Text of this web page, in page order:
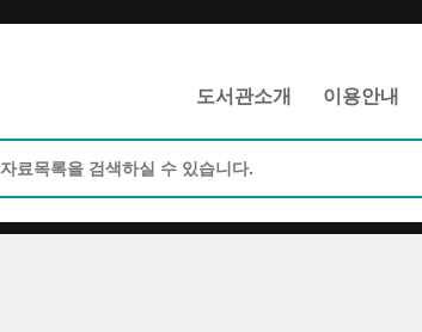
도서관소개 이용안내